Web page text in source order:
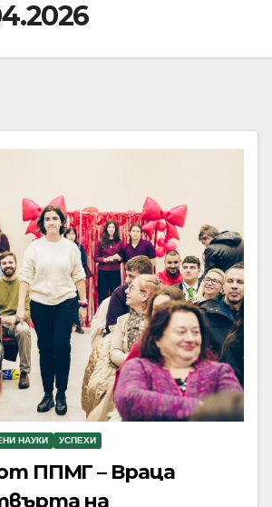
НАУКИ УСПЕХИ
ППМГ – Враца
на